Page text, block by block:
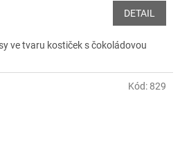
DETAIL
ve tvaru kostiček s čokoládovou
Kód: 829